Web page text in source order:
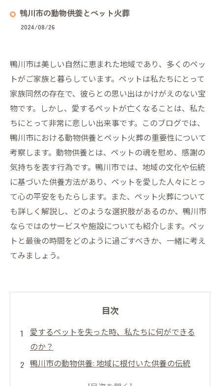
鴨川市の動物供養とペット火葬
2024/08/26
鴨川市は美しい自然に恵まれた地域であり、多くのペッ
トがご家族と暮らしています。ペットは私たちにとって
家族同然の存在で、彼らとの思い出はかけがえのない宝
物です。しかし、愛するペットが亡くなることは、私た
ちにとって非常に悲しい出来事です。このブログでは、
鴨川市における動物供養とペット火葬の重要性について
考察します。動物供養とは、ペットの魂を慰め、感謝の
気持ちを表す行為です。鴨川市では、地域の文化や伝統
に基づいた供養方法があり、ペットを愛した人々にとっ
て心の平安をもたらします。また、ペット火葬について
も詳しく解説し、どのような選択肢があるのか、鴨川市
ならではのサービスや施設についても紹介します。ペッ
トと最後の時間をどのように過ごすべきか、一緒に考え
てみましょう。
目次
愛するペットを失った時、私たちに何ができる
のか？
鴨川市の動物供養: 地域に根付いた供養の伝統
ペット火葬の選択肢: 大切な仲間をどのように送